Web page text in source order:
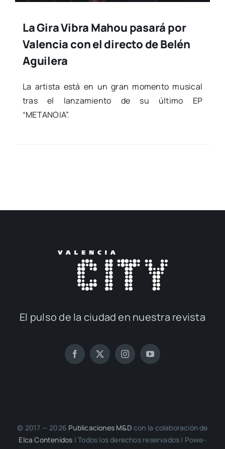
La Gira Vibra Mahou pasará por
Valencia con el directo de Belén
Aguilera
La artis­ta está en un gran momen­to musi­cal
tras el lan­za­mien­to de su últi­mo EP
“METANOIA”.
El pul­so de la ciu­dad en nues­tra revis­ta
© 2017 — 2026 Publi­ca­cio­nes M&D con la cola­bo­ra­ción de
Elca Con­te­ni­dos | Todos los dere­chos reser­va­dos | Powe­